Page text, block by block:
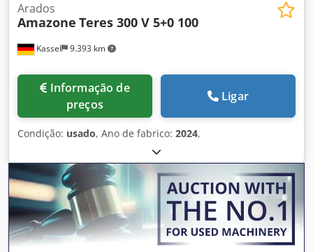
Kassel 9.393 km
Arados
Amazone Teres 300 V 5+0 100
preços
Ligar
Condição: usado, Ano de fabrico: 2024,